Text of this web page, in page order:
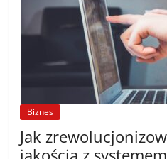
Biznes
Jak
jakością z